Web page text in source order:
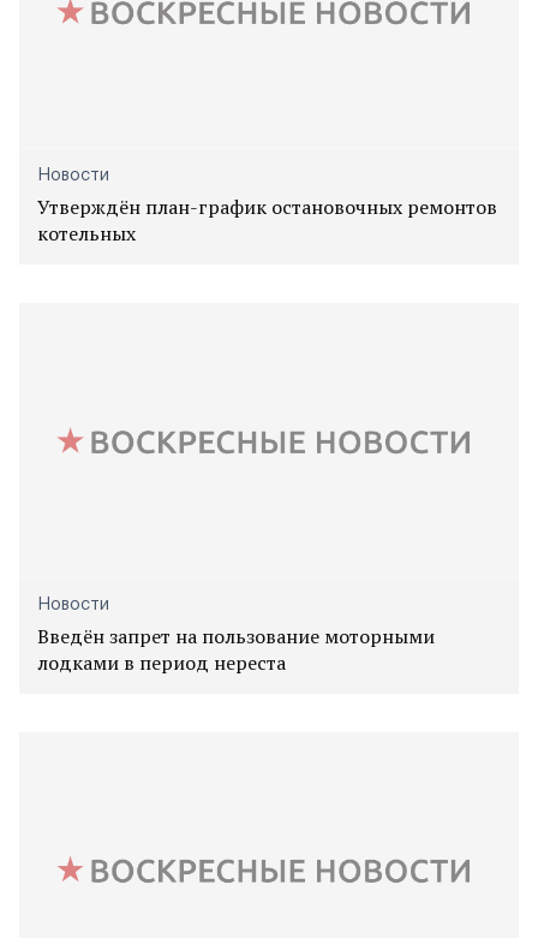
Новости
Утверждён план-график остановочных ремонтов
котельных
Новости
Введён запрет на пользование моторными
лодками в период нереста